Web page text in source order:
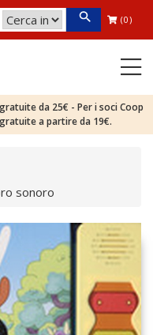
(0)
da 25€ - Per i soci Coop
a partire da 19€.
sonoro